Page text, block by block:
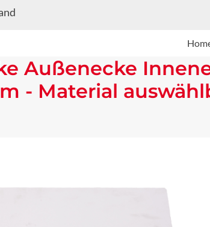
Außenecke
- Material